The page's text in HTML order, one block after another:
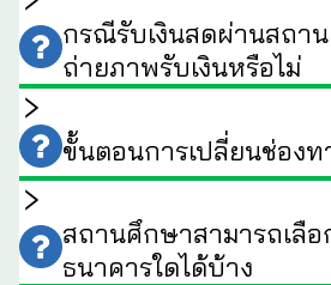
กรณีรับเงินสดผ่านสถา
ถ่ายภาพรับเงินหรือไม่
ขั้นตอนการเปลี่ยนช่องท
สถานศึกษาสามารถเลื
ธนาคารใดได้บ้าง